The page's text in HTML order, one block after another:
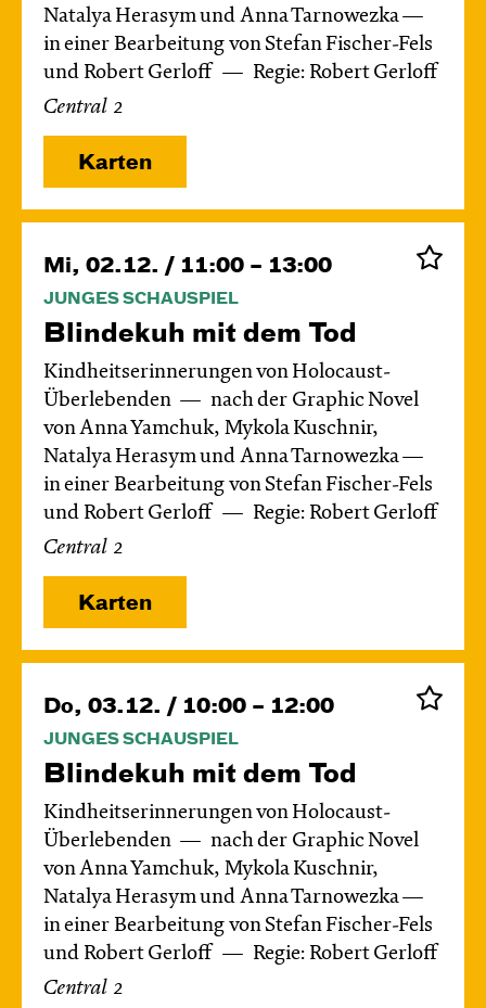
Natalya Herasym und Anna Tarnowezka —
in einer Bearbeitung von Stefan Fischer-Fels
und Robert Gerloff
Regie: Robert Gerloff
Central 2
Karten
Mi, 02.12. / 11:00 – 13:00
JUNGES SCHAUSPIEL
Blinde­kuh mit dem Tod
Kindheitserinnerungen von Holocaust-
Überlebenden
nach der Graphic Novel
von Anna Yamchuk, Mykola Kuschnir,
Natalya Herasym und Anna Tarnowezka —
in einer Bearbeitung von Stefan Fischer-Fels
und Robert Gerloff
Regie: Robert Gerloff
Central 2
Karten
Do, 03.12. / 10:00 – 12:00
JUNGES SCHAUSPIEL
Blinde­kuh mit dem Tod
Kindheitserinnerungen von Holocaust-
Überlebenden
nach der Graphic Novel
von Anna Yamchuk, Mykola Kuschnir,
Natalya Herasym und Anna Tarnowezka —
in einer Bearbeitung von Stefan Fischer-Fels
und Robert Gerloff
Regie: Robert Gerloff
Central 2